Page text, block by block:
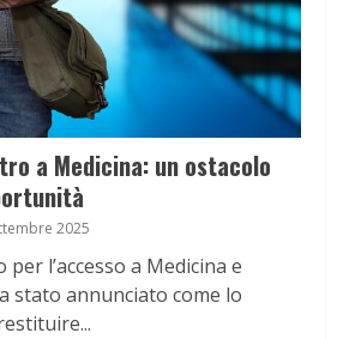
a Medicina: un ostacolo
2025
l’accesso a Medicina e
stato annunciato come lo